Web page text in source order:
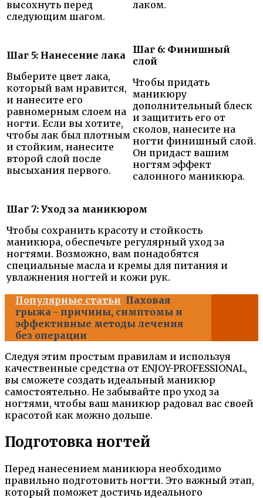
высохнуть перед
следующим шагом.
лаком.
Шаг 5: Нанесение лака
Выберите цвет лака,
который вам нравится,
и нанесите его
равномерным слоем на
ногти. Если вы хотите,
чтобы лак был плотным
и стойким, нанесите
второй слой после
высыхания первого.
Шаг 6: Финишный
слой
Чтобы придать
маникюру
дополнительный блеск
и защитить его от
сколов, нанесите на
ногти финишный слой.
Он придаст вашим
ногтям эффект
салонного маникюра.
Шаг 7: Уход за маникюром
Чтобы сохранить красоту и стойкость
маникюра, обеспечьте регулярный уход за
ногтями. Возможно, вам понадобятся
специальные масла и кремы для питания и
увлажнения ногтей и кожи рук.
Популярные статьи Паховая
грыжа - причины, симптомы и
эффективные методы лечения
без операции
Следуя этим простым правилам и используя
качественные средства от ENJOY-PROFESSIONAL,
вы сможете создать идеальный маникюр
самостоятельно. Не забывайте про уход за
ногтями, чтобы ваш маникюр радовал вас своей
красотой как можно дольше.
Подготовка ногтей
Перед нанесением маникюра необходимо
правильно подготовить ногти. Это важный этап,
который поможет достичь идеального